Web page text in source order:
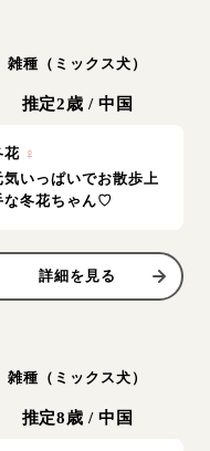
雑種（ミックス犬）
推定2歳 / 中国
花 ♀
気いっぱいでお散歩上
な冬花ちゃん♡
詳細を見る
雑種（ミックス犬）
推定8歳 / 中国